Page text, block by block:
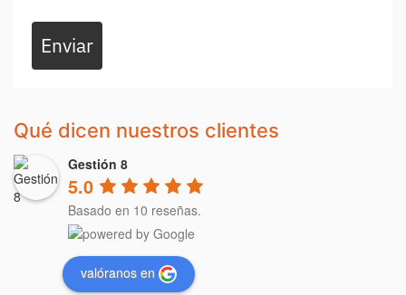
Enviar
Qué dicen nuestros clientes
Gestión 8
5.0
Basado en 10 reseñas.
valóranos en